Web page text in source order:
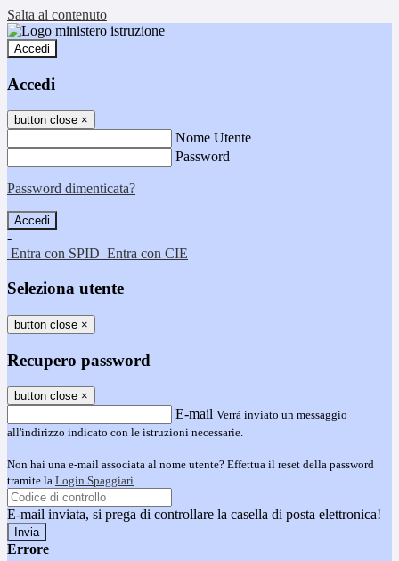
Salta al contenuto
Accedi
Accedi
button close ×
Nome Utente
Password
Password dimenticata?
-
Entra con SPID Entra con CIE
Seleziona utente
button close ×
Recupero password
button close ×
E-mail Verrà inviato un messaggio
all'indirizzo indicato con le istruzioni necessarie.
Non hai una e-mail associata al nome utente? Effettua il reset della password
tramite la Login Spaggiari
E-mail inviata, si prega di controllare la casella di posta elettronica!
Errore